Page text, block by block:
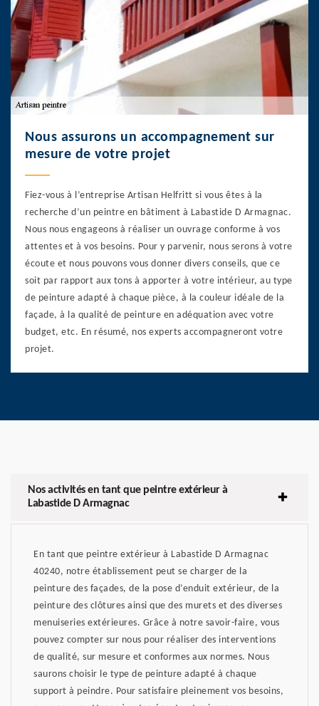
Nous assurons un accompagnement sur
mesure de votre projet
Fiez-vous à l’entreprise Artisan Helfritt si vous êtes à la
recherche d’un peintre en bâtiment à Labastide D Armagnac.
Nous nous engageons à réaliser un ouvrage conforme à vos
attentes et à vos besoins. Pour y parvenir, nous serons à votre
écoute et nous pouvons vous donner divers conseils, que ce
soit par rapport aux tons à apporter à votre intérieur, au type
de peinture adapté à chaque pièce, à la couleur idéale de la
façade, à la qualité de peinture en adéquation avec votre
budget, etc. En résumé, nos experts accompagneront votre
projet.
Nos activités en tant que peintre extérieur à
Labastide D Armagnac
En tant que peintre extérieur à Labastide D Armagnac
40240, notre établissement peut se charger de la
peinture des façades, de la pose d’enduit extérieur, de la
peinture des clôtures ainsi que des murets et des diverses
menuiseries extérieures. Grâce à notre savoir-faire, vous
pouvez compter sur nous pour réaliser des interventions
de qualité, sur mesure et conformes aux normes. Nous
saurons choisir le type de peinture adapté à chaque
support à peindre. Pour satisfaire pleinement vos besoins,